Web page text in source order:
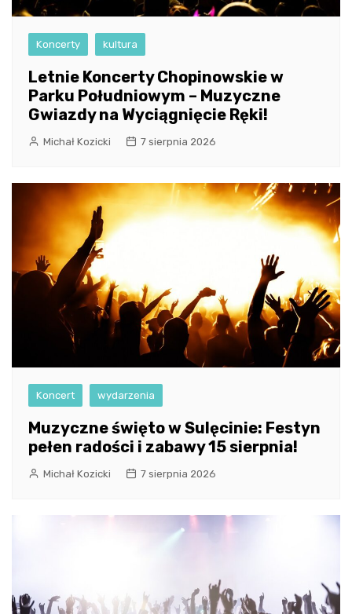
Koncerty kultura
Letnie Koncerty Chopinowskie w
Parku Południowym – Muzyczne
Gwiazdy na Wyciągnięcie Ręki!
Michał Kozicki 7 sierpnia 2026
Koncert wydarzenia
Muzyczne święto w Sulęcinie: Festyn
pełen radości i zabawy 15 sierpnia!
Michał Kozicki 7 sierpnia 2026